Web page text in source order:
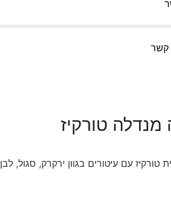
קשר
מנדלה טורקיז
עם עיטורים בגוון ירקרק, סגול, לבן